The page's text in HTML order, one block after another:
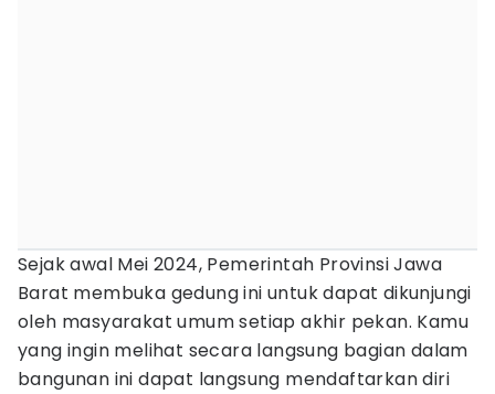
Sejak awal Mei 2024, Pemerintah Provinsi Jawa
Barat membuka gedung ini untuk dapat dikunjungi
oleh masyarakat umum setiap akhir pekan. Kamu
yang ingin melihat secara langsung bagian dalam
bangunan ini dapat langsung mendaftarkan diri